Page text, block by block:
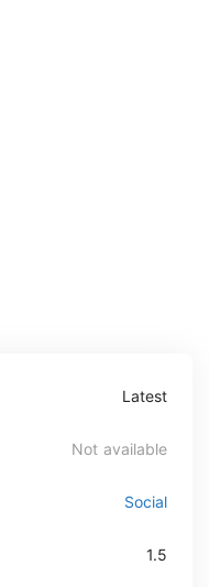
Latest
Not available
Social
1.5